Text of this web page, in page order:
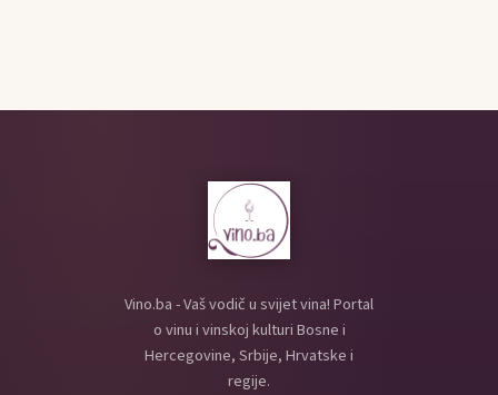
Vino.ba - Vaš vodič u svijet vina! Portal
o vinu i vinskoj kulturi Bosne i
Hercegovine, Srbije, Hrvatske i
regije.